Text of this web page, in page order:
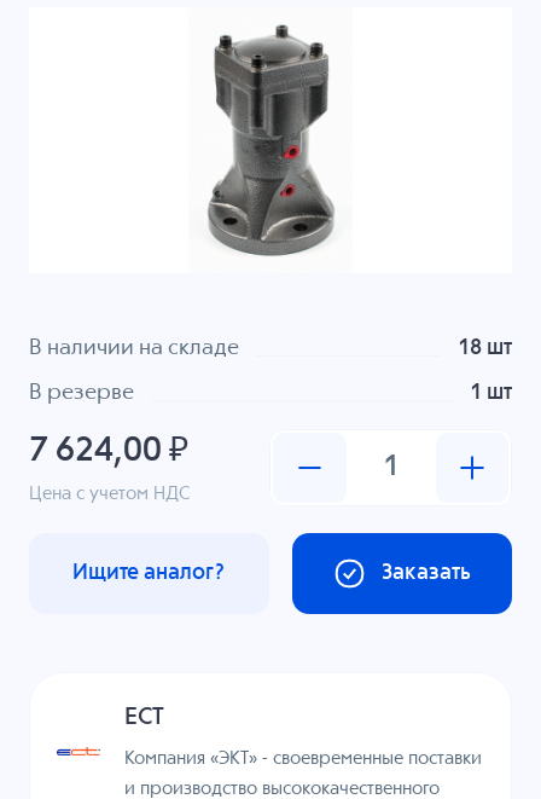
В наличии на складе 18 шт
В резерве 1 шт
7 624,00 ₽
Цена с учетом НДС
Заказать
Ищите аналог?
ECT
Компания «ЭКТ» - своевременные поставки
и производство высококачественного